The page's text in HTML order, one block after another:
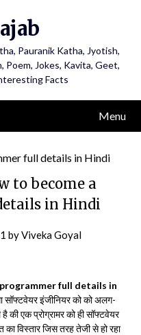
Pauranik Katha, Jyotish,
Poem, Jokes, Kavita, Geet,
Facts
Menu
to become a
in Hindi
byViveka Goyal
programmer full details in
सॉफ्टवेयर इंजीनियर को को अलग-
एक प्रोग्रामर को ही सॉफ्टवेयर
विस्तार जिस तरह तेजी से हो रहा